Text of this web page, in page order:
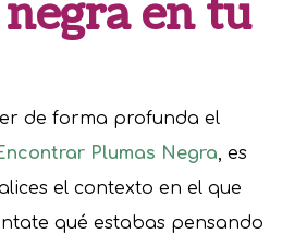
en tu
de forma profunda el
Plumas Negra, es
el contexto en el que
qué estabas pensando